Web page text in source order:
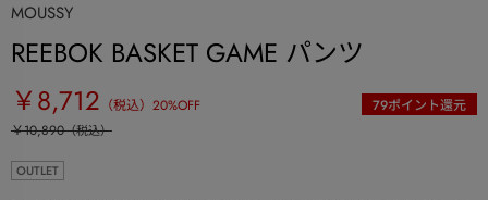
MOUSSY
REEBOK BASKET GAME パンツ
￥8,712 （税込） 20%OFF 79ポイント還元
￥10,890（税込）
OUTLET